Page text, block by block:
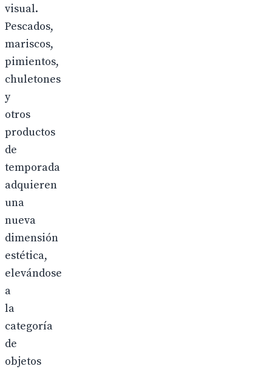
visual.
Pescados,
mariscos,
pimientos,
chuletones
y
otros
productos
de
temporada
adquieren
una
nueva
dimensión
estética,
elevándose
a
la
categoría
de
objetos